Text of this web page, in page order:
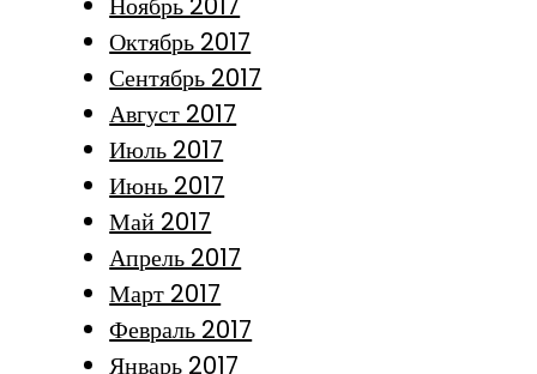
Октябрь 2017
Сентябрь 2017
Август 2017
Июль 2017
Июнь 2017
Май 2017
Апрель 2017
Март 2017
Февраль 2017
Январь 2017